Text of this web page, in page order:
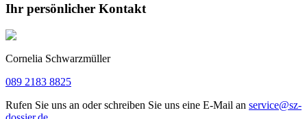
Ihr persönlicher Kontakt
Cornelia Schwarzmüller
089 2183 8825
Rufen Sie uns an oder schreiben Sie uns eine E-Mail an service@sz-